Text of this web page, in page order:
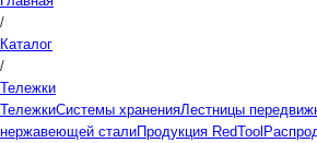
/
Каталог
/
Тележки
ТележкиСистемы храненияЛестницы
нержавеющей сталиПродукция RedTool